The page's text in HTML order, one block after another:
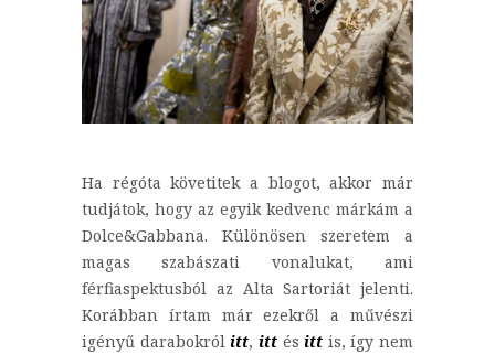
Ha régóta követitek a blogot, akkor már
tudjátok, hogy az egyik kedvenc márkám a
Dolce&Gabbana. Különösen szeretem a
magas szabászati vonalukat, ami
férfiaspektusból az Alta Sartoriát jelenti.
Korábban írtam már ezekről a művészi
igényű darabokrólitt, ittésitt is, így nem